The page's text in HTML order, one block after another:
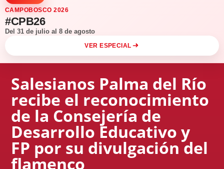
CAMPOBOSCO 2026
#CPB26
Del 31 de julio al 8 de agosto
VER ESPECIAL
Salesianos Palma del Río
recibe el reconocimiento
de la Consejería de
Desarrollo Educativo y
FP por su divulgación del
flamenco